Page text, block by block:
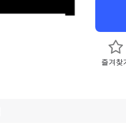
즐겨찾